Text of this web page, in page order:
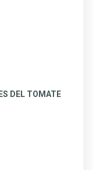
DEL TOMATE